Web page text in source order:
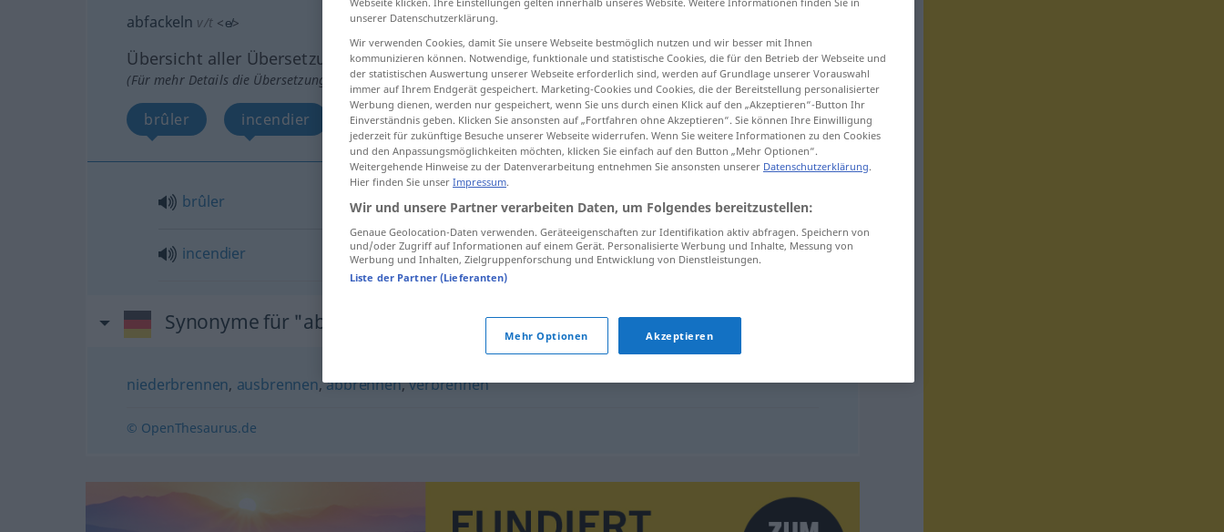
abfackeln v/t <e̸>
Übersicht aller Übersetzungen
(Für mehr Details die Übersetzung anklicken/antippen)
brûler incendier
brûler abfackeln TECH
incendier abfackeln(≈ niederbrennen) UMG
Synonyme für "abfackeln"
niederbrennen, ausbrennen,abbrennen,verbrennen
© OpenThesaurus.de
unserer Datenschutzerklärung.
Wir verwenden Cookies, damit Sie unsere Webseite bestmöglich nutzen und wir besser mit Ihnen
kommunizieren können. Notwendige, funktionale und statistische Cookies, die für den Betrieb der Webseite und
der statistischen Auswertung unserer Webseite erforderlich sind, werden auf Grundlage unserer Vorauswahl
immer auf Ihrem Endgerät gespeichert. Marketing-Cookies und Cookies, die der Bereitstellung personalisierter
Werbung dienen, werden nur gespeichert, wenn Sie uns durch einen Klick auf den „Akzeptieren“-Button Ihr
Einverständnis geben. Klicken Sie ansonsten auf „Fortfahren ohne Akzeptieren“. Sie können Ihre Einwilligung
jederzeit für zukünftige Besuche unserer Webseite widerrufen. Wenn Sie weitere Informationen zu den Cookies
und den Anpassungsmöglichkeiten möchten, klicken Sie einfach auf den Button „Mehr Optionen“.
Weitergehende Hinweise zu der Datenverarbeitung entnehmen Sie ansonsten unserer Datenschutzerklärung.
Hier finden Sie unser Impressum.
Wir und unsere Partner verarbeiten Daten, um Folgendes bereitzustellen:
Genaue Geolocation-Daten verwenden. Geräteeigenschaften zur Identifikation aktiv abfragen. Speichern von
und/oder Zugriff auf Informationen auf einem Gerät. Personalisierte Werbung und Inhalte, Messung von
Werbung und Inhalten, Zielgruppenforschung und Entwicklung von Dienstleistungen.
Liste der Partner (Lieferanten)
Mehr Optionen Akzeptieren